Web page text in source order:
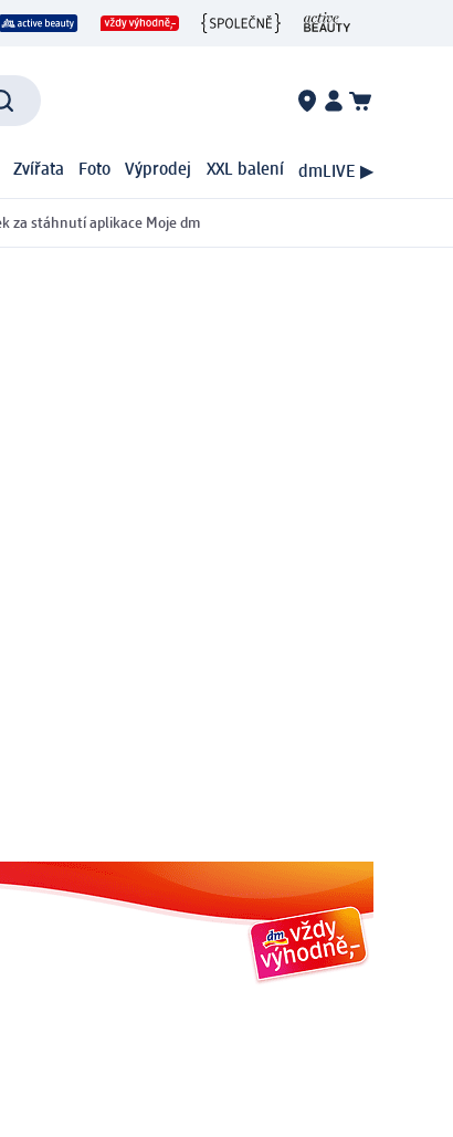
Zvířata Foto Výprodej XXL balení dmLIVE ▶
za stáhnutí aplikace Moje dm